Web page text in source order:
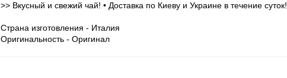
>> Вкусный и свежий чай! • Доставка по Киеву и Украине в течение суток!
Страна изготовления - Италия
Оригинальность - Оригинал